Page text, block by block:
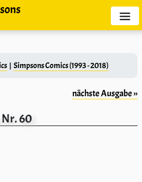
Simpsons Comics (1993 - 2018)
nächste Ausgabe ››
60